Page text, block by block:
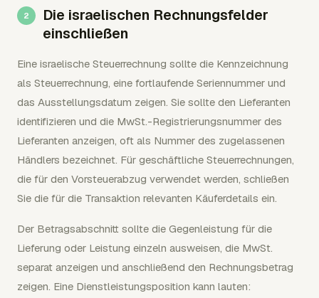
Die israelischen Rechnungsfelder
einschließen
Eine israelische Steuerrechnung sollte die Kennzeichnung
als Steuerrechnung, eine fortlaufende Seriennummer und
das Ausstellungsdatum zeigen. Sie sollte den Lieferanten
identifizieren und die MwSt.-Registrierungsnummer des
Lieferanten anzeigen, oft als Nummer des zugelassenen
Händlers bezeichnet. Für geschäftliche Steuerrechnungen,
die für den Vorsteuerabzug verwendet werden, schließen
Sie die für die Transaktion relevanten Käuferdetails ein.
Der Betragsabschnitt sollte die Gegenleistung für die
Lieferung oder Leistung einzeln ausweisen, die MwSt.
separat anzeigen und anschließend den Rechnungsbetrag
zeigen. Eine Dienstleistungsposition kann lauten: